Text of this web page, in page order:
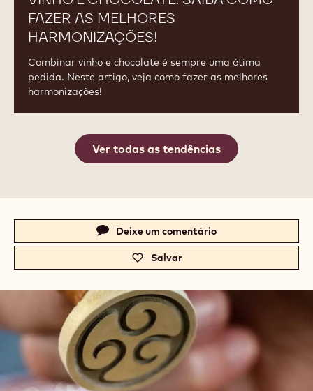
FAZER AS MELHORES
HARMONIZAÇÕES!
Combinar vinho e chocolate é sempre uma ótima
pedida. Neste artigo, veja como fazer as melhores
harmonizações!
Ver todas as tendências
Deixe um comentário
-
c
a
c
o
-
T
o
Salvar
-
a
.
o
m
-